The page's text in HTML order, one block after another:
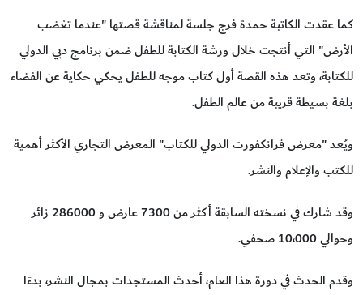
كما عقدت الكاتبة حمدة فرج جلسة لمناقشة قصتها "عندما تغضب
الأرض" التي أنتجت خلال ورشة الكتابة للطفل ضمن برنامج دبي الدولي
للكتابة، وتعد هذه القصة أول كتاب موجه للطفل يحكي حكاية عن الفضاء
بلغة بسيطة قريبة من عالم الطفل.
ويُعد "معرض فرانكفورت الدولي للكتاب" المعرض التجاري الأكثر أهمية
للكتب والإعلام والنشر.
وقد شارك في نسخته السابقة أكثر من 7300 عارض و 286000 زائر
وحوالي 10،000 صحفي.
وقدم الحدث في دورة هذا العام، أحدث المستجدات بمجال النشر، بدءًا